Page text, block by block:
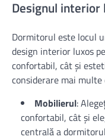
Designul
Dormitorul este locul
design interior luxos
confortabil, cât și
considerare mai
Mobilierul:
confortabil, cât și
centrală a